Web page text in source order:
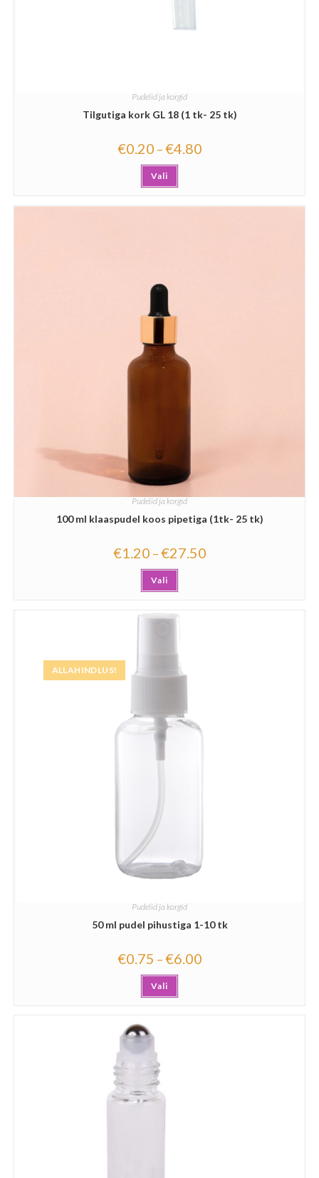
Pudelid ja korgid
Tilgutiga kork GL 18 (1 tk- 25 tk)
€0.20 –€4.80
Vali
Pudelid ja korgid
100 ml klaaspudel koos pipetiga (1tk- 25 tk)
€1.20 –€27.50
Vali
ALLAHINDLUS!
Pudelid ja korgid
50 ml pudel pihustiga 1-10 tk
€0.75 –€6.00
Vali